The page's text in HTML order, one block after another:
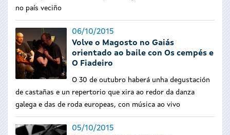
no país veciño
06/10/2015
Volve o Magosto no Gaiás
orientado ao baile con Os cempés e
O Fiadeiro
O 30 de outubro haberá unha degustación
de castañas e un repertorio que xira ao redor da danza
galega e das de roda europeas, con música ao vivo
05/10/2015